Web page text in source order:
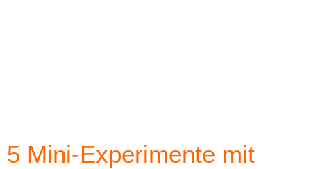
5 Mini-Experimente mit